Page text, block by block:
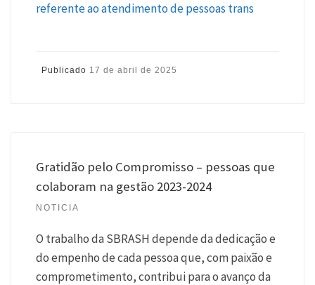
referente ao atendimento de pessoas trans
Publicado 17 de abril de 2025
Gratidão pelo Compromisso – pessoas que
colaboram na gestão 2023-2024
NOTICIA
O trabalho da SBRASH depende da dedicação e
do empenho de cada pessoa que, com paixão e
comprometimento, contribui para o avanço da